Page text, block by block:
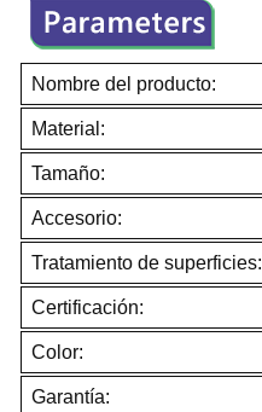
Nombre del producto:
Material:
Tamaño:
Accesorio:
Tratamiento de superficies:
Certificación:
Color:
Garantía: